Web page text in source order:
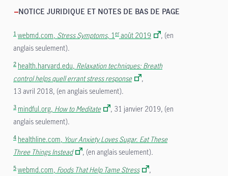
NOTICE JURIDIQUE ET NOTES DE BAS DE PAGE
1 webmd.com, Stress Symptoms, 1 eraoût 2019
, (en
anglais seulement).
2 health.harvard.edu, Relaxation techniques: Breath
control helps quell errant stress response
,
13 avril 2018, (en anglais seulement).
3 mindful.org, How to Meditate
, 31 janvier 2019, (en
anglais seulement).
4 healthline.com, Your Anxiety Loves Sugar. Eat These
Three Things Instead
, (en anglais seulement)
5 webmd.com, Foods That Help Tame Stress
,